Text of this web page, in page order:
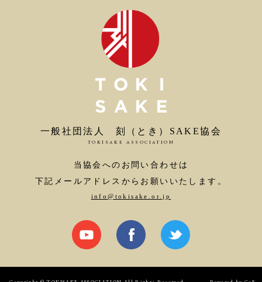
一般社団法人 刻（とき）SAKE協会
TOKISAKE ASSOCIATION
当協会へのお問い合わせは
下記メールアドレスからお願いいたします。
info@tokisake.or.jp